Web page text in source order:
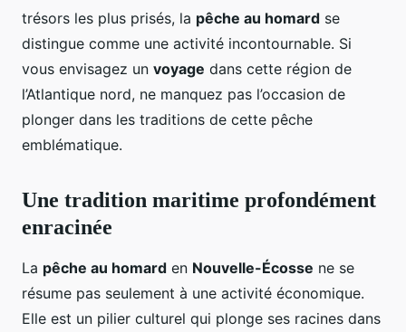
trésors les plus prisés, la pêche au homard se
distingue comme une activité incontournable. Si
vous envisagez un voyage dans cette région de
l’Atlantique nord, ne manquez pas l’occasion de
plonger dans les traditions de cette pêche
emblématique.
Une tradition maritime profondément
enracinée
La pêche au homard en Nouvelle-Écosse ne se
résume pas seulement à une activité économique.
Elle est un pilier culturel qui plonge ses racines dans